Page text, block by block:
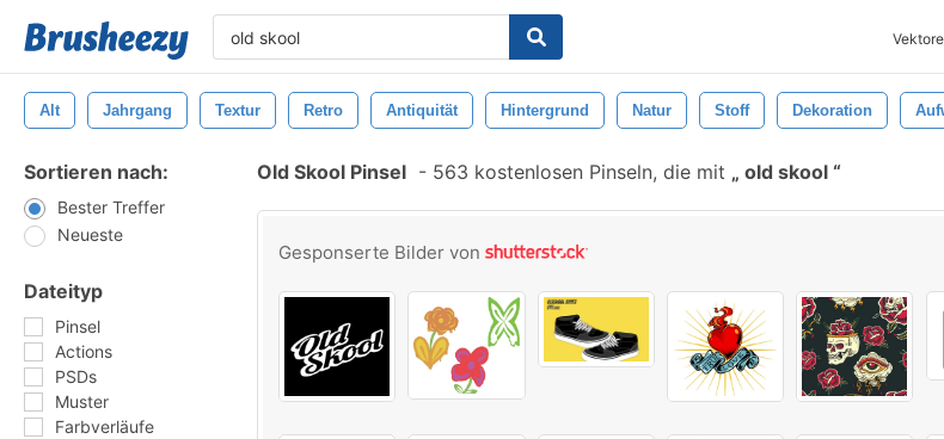
Alt Jahrgang Textur Retro Antiquität Hintergrund Natur Stoff Dekoration
Sortieren nach:
Bester Treffer
Neueste
Dateityp
Pinsel
Actions
PSDs
Muster
Farbverläufe
Old Skool Pinsel - 563 kostenlosen Pinseln, die mit old skool
Gesponserte Bilder von